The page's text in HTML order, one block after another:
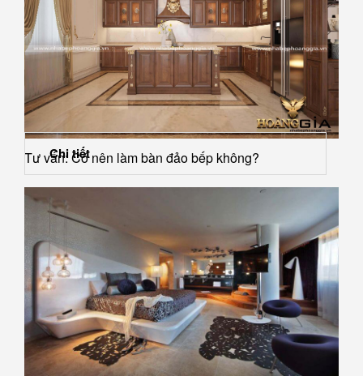
Tư vấn: Có nên làm bàn đảo bếp không?
Chi tiết